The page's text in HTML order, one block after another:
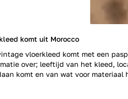
komt uit Morocco
vloerkleed komt met een
over; leeftijd van het kleed,
komt en van wat voor materiaal